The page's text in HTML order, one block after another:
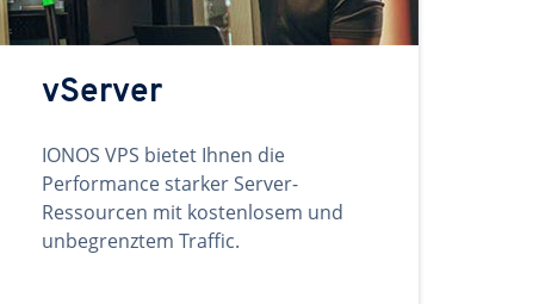
vServer
IONOS VPS bietet Ihnen die
Performance starker Server-
Ressourcen mit kostenlosem und
unbegrenztem Traffic.